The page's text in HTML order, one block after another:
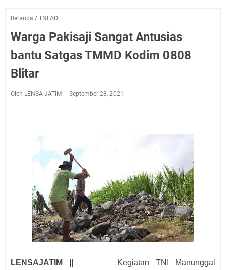
Beranda / TNI AD
Warga Pakisaji Sangat Antusias
bantu Satgas TMMD Kodim 0808
Blitar
Oleh LENSA JATIM September 28, 2021
LENSAJATIM ||
Kegiatan TNI Manunggal